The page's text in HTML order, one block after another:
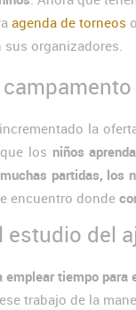
agenda de torneos
organizadores.
la
los niños
partidas, los
encuentro donde
estudio del
emplear tiempo para
trabajo de la